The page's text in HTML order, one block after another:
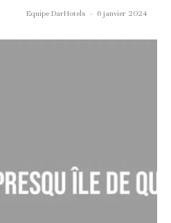
Equipe DarHotels · 6 janvier 2024